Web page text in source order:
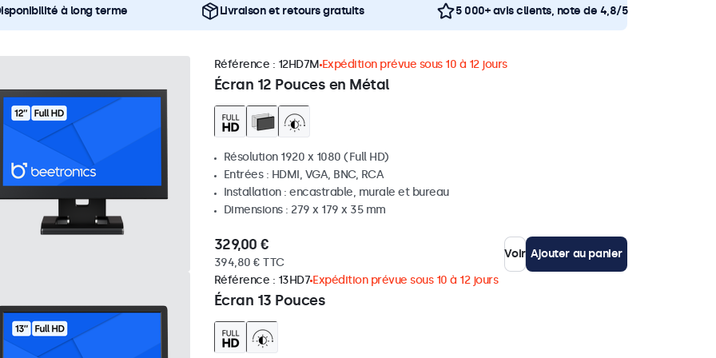
à long terme Livraison et retours gratuits 5 000+ avis clients, note de 4,8/5
Écran 12 Pouces en Métal
Référence : 12HD7M Expédition prévue sous 10 à 12 jours
Résolution 1920 x 1080 (Full HD)
Entrées : HDMI, VGA, BNC, RCA
Installation : encastrable, murale et bureau
Dimensions : 279 x 179 x 35 mm
329,00 €
394,80 € TTC
Voir Ajouter au panier
Écran 13 Pouces
Référence : 13HD7 Expédition prévue sous 10 à 12 jours